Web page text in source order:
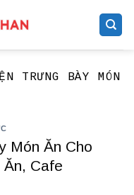
TRƯNG BÀY MÓN
Món Ăn Cho
Ăn, Cafe